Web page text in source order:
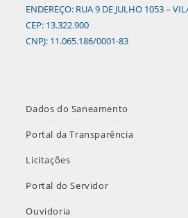
ENDEREÇO: RUA 9 DE JULHO 1053 –
CEP: 13.322.900
CNPJ: 11.065.186/0001-83
Dados do Saneamento
Portal da Transparência
Licitações
Portal do Servidor
Ouvidoria